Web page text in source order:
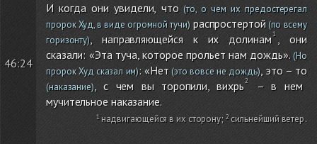
46:24
И когда они увидели, что(то, о чем их предостерегал
пророк Худ, в виде огромной тучи)распростертой(по всему
горизонту), направляющейся к их долинам , они
сказали: «Эта туча, которое прольет нам дождь».(Но
пророк Худ сказал им): «Нет(это вовсе не дождь), это – то
(наказание), с чем вы торопили, вихрь
– в нем
мучительное наказание.
надвигающейся в их сторону; сильнейший ветер.